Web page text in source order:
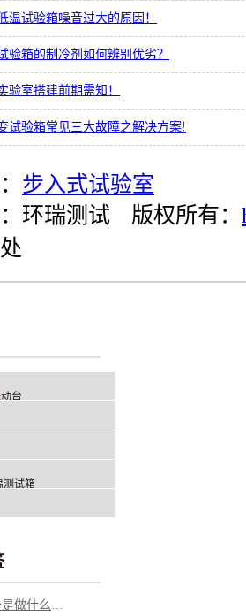
温试验箱噪音过大的原因！
验箱的制冷剂如何辨别优劣？
验室搭建前期需知！
试验箱常见三大故障之解决方案!
步入式试验室
环瑞测试 版权所有：
台
测试箱